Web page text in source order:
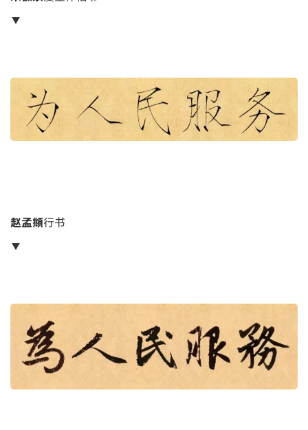
▼
赵孟頫行书
▼